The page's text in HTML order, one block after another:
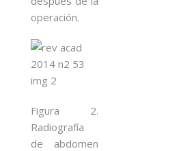
operación.
Figura 2.
Radiografía
de abdomen